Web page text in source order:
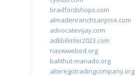
bradfordshops.com
almadenranchsanjose.com
advocatevijay.com
adlibilimler2023.com
naswwebed.org
balithut-manado.org
alteregotradingcompany.org